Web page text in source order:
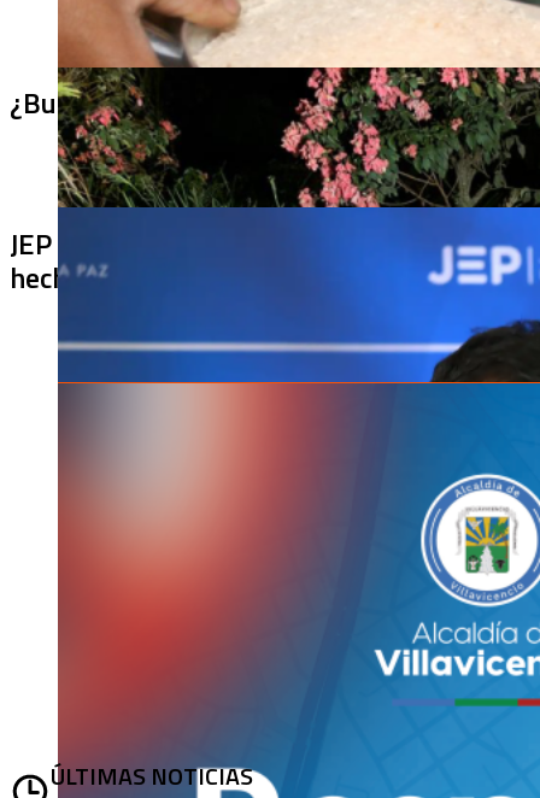
¿Bus bomba rumbo a Cali? Hallan 420
JEP imputa a 27 excomandantes de las
hechos
ÚLTIMAS NOTICIAS